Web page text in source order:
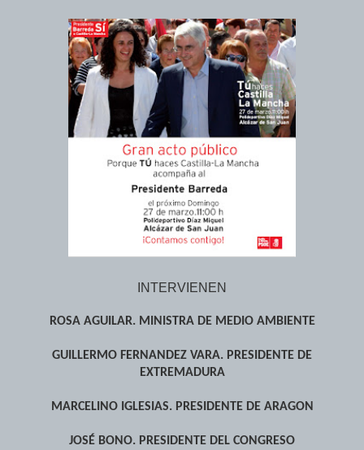
INTERVIENEN
ROSA AGUILAR. MINISTRA DE MEDIO AMBIENTE
GUILLERMO FERNANDEZ VARA. PRESIDENTE DE
EXTREMADURA
MARCELINO IGLESIAS. PRESIDENTE DE ARAGON
JOSÉ BONO. PRESIDENTE DEL CONGRESO